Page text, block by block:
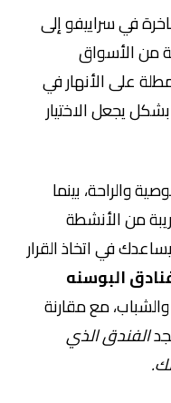
في سراييفو إلى
من الأسواق
على الأنهار في
يجعل الاختيار
والراحة، بينما
من الأنشطة
في اتخاذ القرار
البوسنه
والشباب، مع مقارنة
الفندق الذي